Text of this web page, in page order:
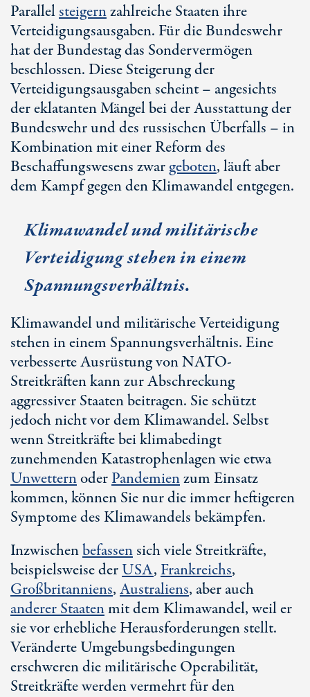
Parallelsteigernzahlreiche Staaten ihre
Verteidigungsausgaben. Für die Bundeswehr
hat der Bundestag das Sondervermögen
beschlossen. Diese Steigerung der
Verteidigungsausgaben scheint – angesichts
der eklatanten Mängel bei der Ausstattung der
Bundeswehr und des russischen Überfalls – in
Kombination mit einer Reform des
Beschaffungswesens zwargeboten, läuft aber
dem Kampf gegen den Klimawandel entgegen.
Klimawandel und militärische
Verteidigung stehen in einem
Spannungsverhältnis.
Klimawandel und militärische Verteidigung
stehen in einem Spannungsverhältnis. Eine
verbesserte Ausrüstung von NATO-
Streitkräften kann zur Abschreckung
aggressiver Staaten beitragen. Sie schützt
jedoch nicht vor dem Klimawandel. Selbst
wenn Streitkräfte bei klimabedingt
zunehmenden Katastrophenlagen wie etwa
UnwetternoderPandemienzum Einsatz
kommen, können Sie nur die immer heftigeren
Symptome des Klimawandels bekämpfen.
Inzwischenbefassensich viele Streitkräfte,
beispielsweise derUSA,Frankreichs,
Großbritanniens,Australiens, aber auch
anderer Staatenmit dem Klimawandel, weil er
sie vor erhebliche Herausforderungen stellt.
Veränderte Umgebungsbedingungen
erschweren die militärische Operabilität,
Streitkräfte werden vermehrt für den